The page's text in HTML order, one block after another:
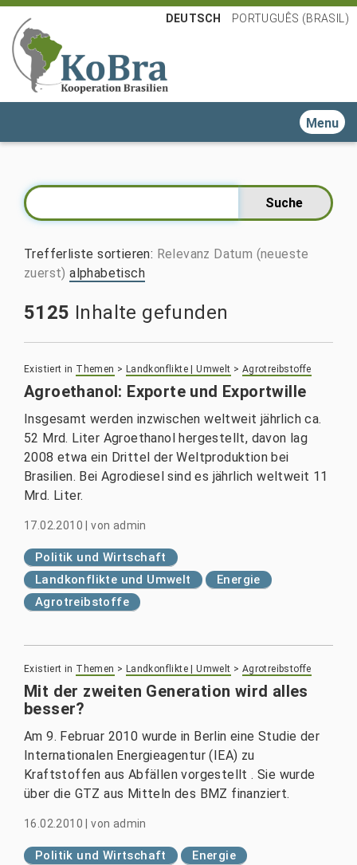
DEUTSCH PORTUGUÊS (BRASIL)
Toggle
Trefferliste sortieren: Relevanz Datum (neueste
zuerst) alphabetisch
5125 Inhalte gefunden
Existiert in Themen > Landkonflikte | Umwelt > Agrotreibstoffe
Agroethanol: Exporte und Exportwille
Insgesamt werden inzwischen weltweit jährlich ca.
52 Mrd. Liter Agroethanol hergestellt, davon lag
2008 etwa ein Drittel der Weltproduktion bei
Brasilien. Bei Agrodiesel sind es jährlich weltweit 11
Mrd. Liter.
17.02.2010 |von admin
Politik und Wirtschaft
Landkonflikte und Umwelt
Energie
Agrotreibstoffe
Existiert in Themen > Landkonflikte | Umwelt > Agrotreibstoffe
Mit der zweiten Generation wird alles
besser?
Am 9. Februar 2010 wurde in Berlin eine Studie der
Internationalen Energieagentur (IEA) zu
Kraftstoffen aus Abfällen vorgestellt . Sie wurde
über die GTZ aus Mitteln des BMZ finanziert.
16.02.2010 |von admin
Politik und Wirtschaft
Energie